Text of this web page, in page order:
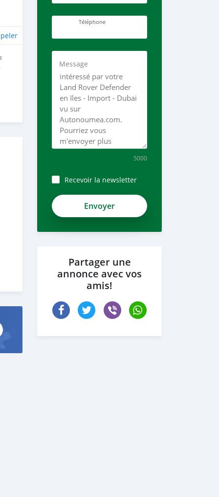
Téléphone
Message
5000
Recevoir la newsletter
Partager une
annonce avec vos
amis!